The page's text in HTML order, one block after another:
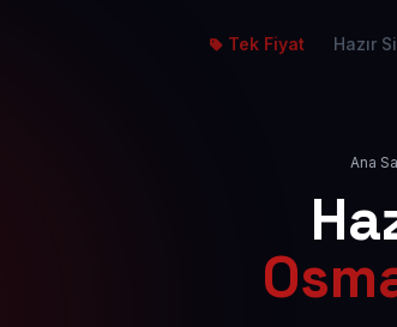
Tek Fiyat Hazır
Ana